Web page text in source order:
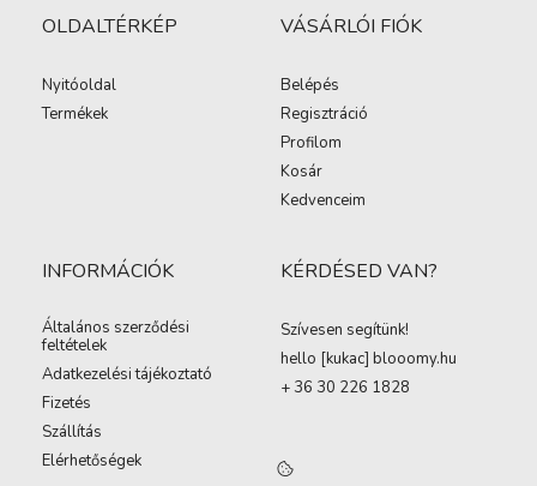
OLDALTÉRKÉP
Nyitóoldal
Termékek
VÁSÁRLÓI FIÓK
Belépés
Regisztráció
Profilom
Kosár
Kedvenceim
INFORMÁCIÓK
Általános szerződési
feltételek
Adatkezelési tájékoztató
Fizetés
Szállítás
Elérhetőségek
KÉRDÉSED VAN?
Szívesen segítünk!
hello [kukac] blooomy.hu
+ 36 30 226 1828